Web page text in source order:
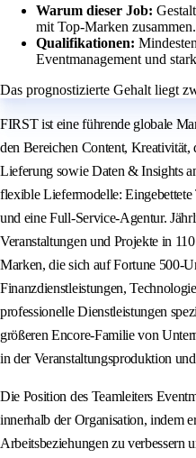
Warum dieser Job:
mit Top-Marken zusammen.
Qualifikationen:
Eventmanagement und
Das prognostizierte Gehalt liegt
FIRST ist eine führende globale
den Bereichen Content,
Lieferung sowie Daten & Insights
flexible Liefermodelle:
und eine Full-Service-Agentur.
Veranstaltungen und Projekte in
Marken, die sich auf Fortune 500-
Finanzdienstleistungen,
professionelle Dienstleistungen
größeren Encore-Familie von
in der Veranstaltungsproduktion
Die Position des Teamleiters
innerhalb der Organisation, indem
Arbeitsbeziehungen zu verbessern